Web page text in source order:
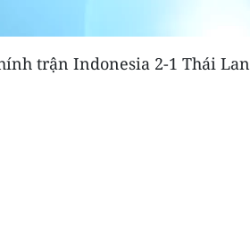
trận Indonesia 2-1 Thái Lan